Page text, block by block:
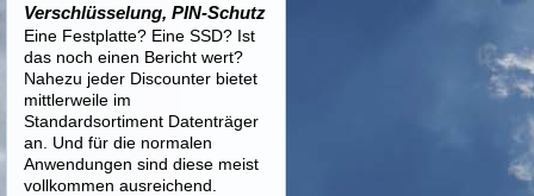
Verschlüsselung, PIN-Schutz
Eine Festplatte? Eine SSD? Ist
das noch einen Bericht wert?
Nahezu jeder Discounter bietet
mittlerweile im
Standardsortiment Datenträger
an. Und für die normalen
Anwendungen sind diese meist
vollkommen ausreichend.